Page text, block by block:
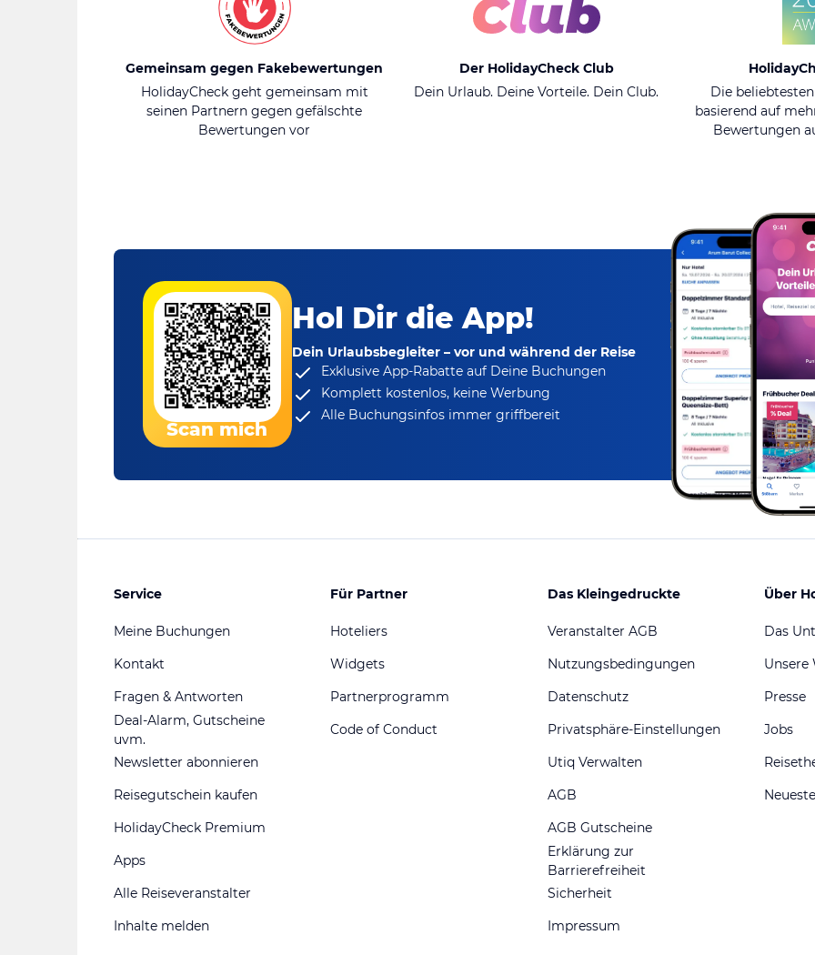
Gemeinsam gegen Fakebewertungen
HolidayCheck geht gemeinsam mit
seinen Partnern gegen gefälschte
Bewertungen vor
Der HolidayCheck Club
Dein Urlaub. Deine Vorteile. Dein Club.
Die
basierend auf
Bewertungen
Scan mich
Hol Dir die App!
Dein Urlaubsbegleiter – vor und während der Reise
Exklusive App-Rabatteauf Deine Buchungen
Komplett kostenlos, keine Werbung
Alle Buchungsinfos immer griffbereit
Service
Meine Buchungen
Kontakt
Fragen & Antworten
Deal-Alarm, Gutscheine
uvm.
Newsletter abonnieren
Reisegutschein kaufen
HolidayCheck Premium
Apps
Alle Reiseveranstalter
Inhalte melden
Für Partner
Hoteliers
Widgets
Partnerprogramm
Code of Conduct
Das Kleingedruckte
Veranstalter AGB
Nutzungsbedingungen
Datenschutz
Privatsphäre-Einstellungen
Utiq Verwalten
AGB
AGB Gutscheine
Erklärung zur
Barrierefreiheit
Sicherheit
Impressum
Über
Das
Unsere
Presse
Jobs